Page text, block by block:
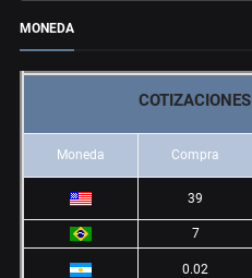
MONEDA
COTIZACIONES
Moneda Compra
39
7
0.02